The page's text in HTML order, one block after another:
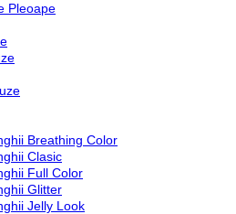
Pleoape
Breathing Color
Clasic
Full Color
Glitter
Jelly Look